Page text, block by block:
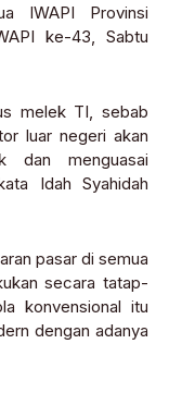
IWAPI Provinsi
ke-43, Sabtu
melek TI, sebab
luar negeri akan
dan menguasai
Idah Syahidah
pasar di semua
secara tatap-
konvensional itu
dengan adanya